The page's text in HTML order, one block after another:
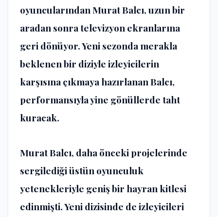
oyuncularından Murat Balcı, uzun bir
aradan sonra televizyon ekranlarına
geri dönüyor. Yeni sezonda merakla
beklenen bir diziyle izleyicilerin
karşısına çıkmaya hazırlanan Balcı,
performansıyla yine gönüllerde taht
kuracak.
Murat Balcı, daha önceki projelerinde
sergilediği üstün oyunculuk
yetenekleriyle geniş bir hayran kitlesi
edinmişti. Yeni dizisinde de izleyicileri